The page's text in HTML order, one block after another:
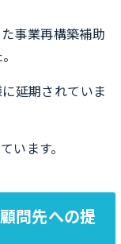
事業再構築補助
延期されていま
います。
問先への提